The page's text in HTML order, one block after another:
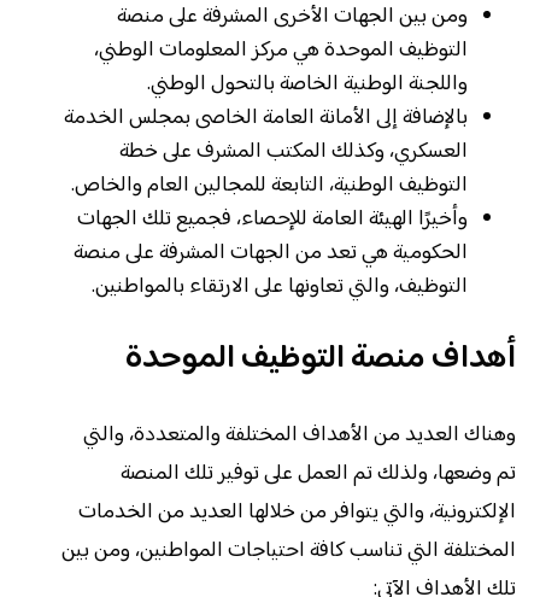
ومن بين الجهات الأخرى المشرفة على منصة
التوظيف الموحدة هي مركز المعلومات الوطني،
واللجنة الوطنية الخاصة بالتحول الوطني.
بالإضافة إلى الأمانة العامة الخاصى بمجلس الخدمة
العسكري، وكذلك المكتب المشرف على خطة
التوظيف الوطنية، التابعة للمجالين العام والخاص.
وأخيرًا الهيئة العامة للإحصاء، فجميع تلك الجهات
الحكومية هي تعد من الجهات المشرفة على منصة
التوظيف، والتي تعاونها على الارتقاء بالمواطنين.
أهداف منصة التوظيف الموحدة
وهناك العديد من الأهداف المختلفة والمتعددة، والتي
تم وضعها، ولذلك تم العمل على توفير تلك المنصة
الإلكترونية، والتي يتوافر من خلالها العديد من الخدمات
المختلفة التي تناسب كافة احتياجات المواطنين، ومن بين
تلك الأهداف الآتي: